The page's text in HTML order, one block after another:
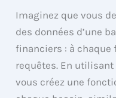
Imaginez que vous
des données d’une
financiers : à chaque
requêtes. En
vous créez une